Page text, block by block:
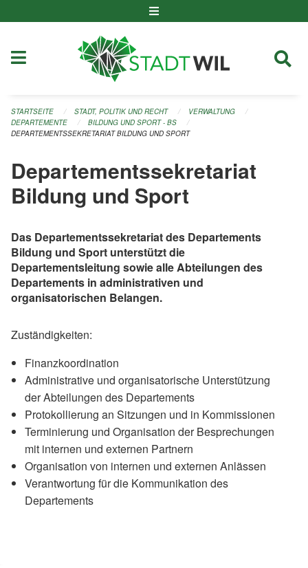
STARTSEITE STADT, POLITIK UND RECHT
VERWALTUNG
DEPARTEMENTE
BILDUNG UND SPORT - BS
DEPARTEMENTSSEKRETARIAT BILDUNG UND SPORT
Departementssekretariat
Bildung und Sport
Das Departementssekretariat des Departements
Bildung und Sport unterstützt die
Departementsleitung sowie alle Abteilungen des
Departements in administrativen und
organisatorischen Belangen.
Zuständigkeiten:
Finanzkoordination
Administrative und organisatorische Unterstützung
der Abteilungen des Departements
Protokollierung an Sitzungen und in Kommissionen
Terminierung und Organisation der Besprechungen
mit internen und externen Partnern
Organisation von internen und externen Anlässen
Verantwortung für die Kommunikation des
Departements